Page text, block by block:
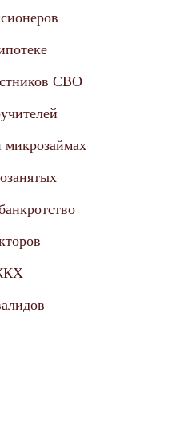
СВО
микрозаймах